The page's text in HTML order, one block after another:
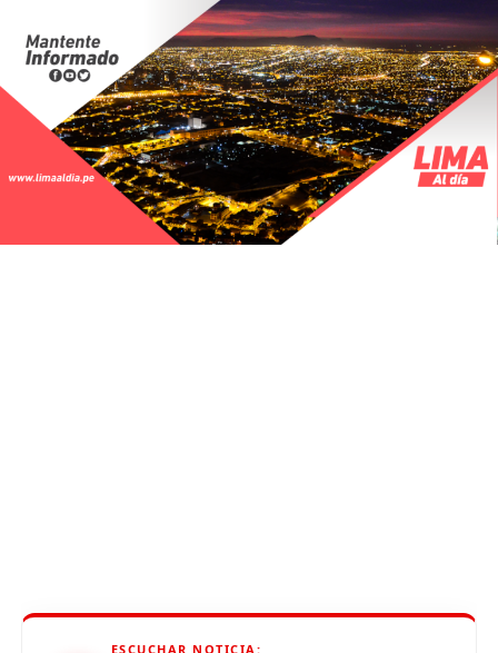
ESCUCHAR NOTICIA: